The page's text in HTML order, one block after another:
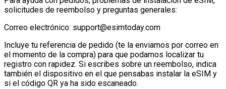
solicitudes de reembolso y preguntas generales:
Correo electrónico: support@esimtoday.com
Incluye tu referencia de pedido (te la enviamos por correo en
el momento de la compra) para que podamos localizar tu
registro con rapidez. Si escribes sobre un reembolso, indica
también el dispositivo en el que pensabas instalar la eSIM y
si el código QR ya ha sido escaneado.